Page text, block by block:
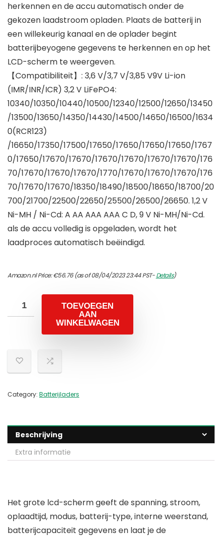
herkennen en de accu automatisch onder de
gekozen laadstroom opladen. Plaats de batterij in
een willekeurig kanaal en de oplader begint
batterijbeyogene gegevens te herkennen en op het
LCD-scherm te weergeven.
【Compatibiliteit】: 3,6 V/3,7 V/3,85 V9V Li-ion
(IMR/INR/ICR) 3,2 V LiFePO4:
10340/10350/10440/10500/12340/12500/12650/13450
/13500/13650/14350/14430/14500/14650/16500/1634
0(RCR123)
/16650/17350/17500/17650/17650/17650/17650/1767
0/17650/17670/17670/17670/17670/17670/17670/176
70/17670/17670/17670/1770/17670/17670/17670/176
70/17670/17670/18350/18490/18500/18650/18700/20
700/21700/22500/22650/25500/26500/26650. 1,2 V
Ni-MH / Ni-Cd: A AA AAA AAA C D, 9 V Ni-MH/Ni-Cd.
als de accu volledig is opgeladen, wordt het
laadproces automatisch beëindigd.
Amazon.nl Price:€56.76(as of 08/04/2023 23:44 PST-Details)
TOEVOEGEN
AAN
WINKELWAGEN
Category: Batterijladers
Beschrijving
Extra informatie
Het grote lcd-scherm geeft de spanning, stroom,
oplaadtijd, modus, batterij-type, interne weerstand,
batterijcapaciteit gegevens en laat je de